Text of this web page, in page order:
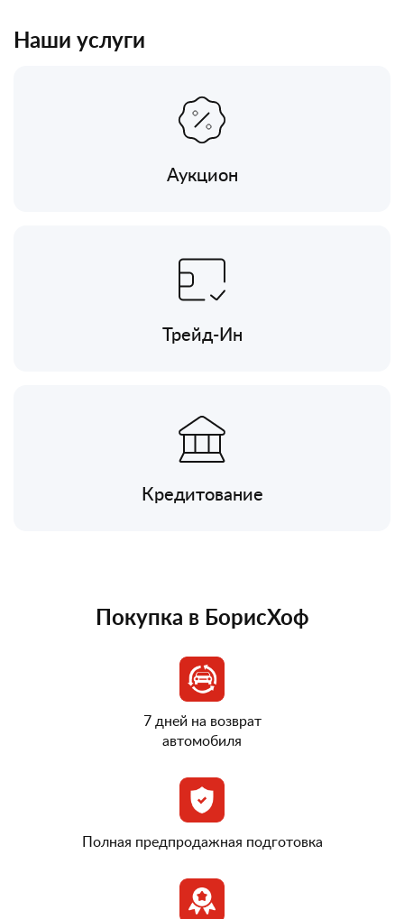
Наши услуги
Аукцион
Трейд-Ин
Кредитование
Покупка в БорисХоф
7 дней на возврат
автомобиля
Полная предпродажная подготовка